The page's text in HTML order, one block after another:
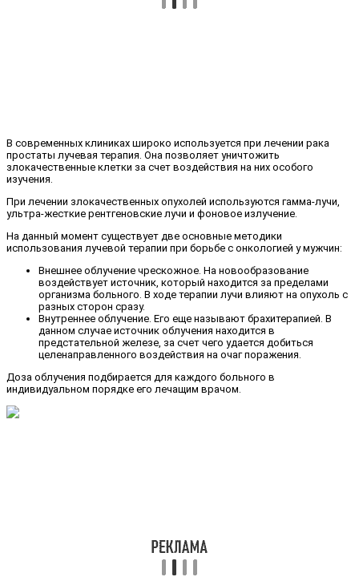
В современных клиниках широко используется при лечении рака
простаты лучевая терапия. Она позволяет уничтожить
злокачественные клетки за счет воздействия на них особого
изучения.
При лечении злокачественных опухолей используются гамма-лучи,
ультра-жесткие рентгеновские лучи и фоновое излучение.
На данный момент существует две основные методики
использования лучевой терапии при борьбе с онкологией у мужчин:
Внешнее облучение чрескожное. На новообразование
воздействует источник, который находится за пределами
организма больного. В ходе терапии лучи влияют на опухоль с
разных сторон сразу.
Внутреннее облучение. Его еще называют брахитерапией. В
данном случае источник облучения находится в
предстательной железе, за счет чего удается добиться
целенаправленного воздействия на очаг поражения.
Доза облучения подбирается для каждого больного в
индивидуальном порядке его лечащим врачом.